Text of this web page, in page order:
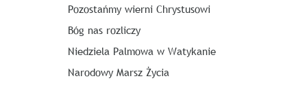
Pozostańmy wierni Chrystusowi
Bóg nas rozliczy
Niedziela Palmowa w Watykanie
Narodowy Marsz Życia